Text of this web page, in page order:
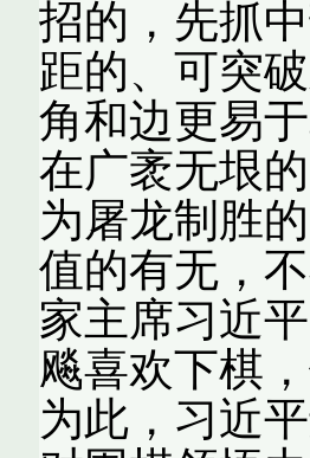
招的，先抓
距的、可突
角和边更易
在广袤无垠
为屠龙制胜
值的有无，
家主席习近
飚喜欢下棋
为此，习近